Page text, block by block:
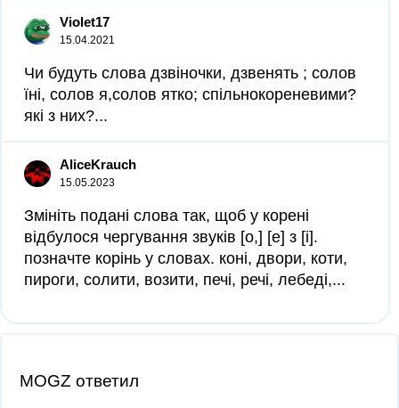
Violet17
15.04.2021
Чи будуть слова дзвіночки, дзвенять ; солов
їні, солов я,солов ятко; спільнокореневими?
які з них?...
AliceKrauch
15.05.2023
Змініть подані слова так, щоб у корені
відбулося чергування звуків [о,] [е] з [і].
позначте корінь у словах. коні, двори, коти,
пироги, солити, возити, печі, речі, лебеді,...
MOGZ ответил